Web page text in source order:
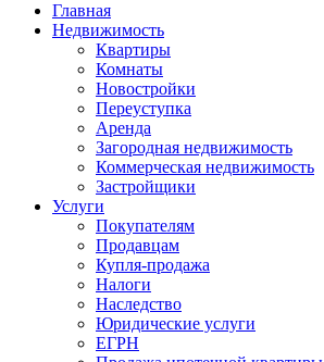
Главная
Недвижимость
Квартиры
Комнаты
Новостройки
Переуступка
Аренда
Загородная недвижимость
Коммерческая недвижимость
Застройщики
Услуги
Покупателям
Продавцам
Купля-продажа
Налоги
Наследство
Юридические услуги
ЕГРН